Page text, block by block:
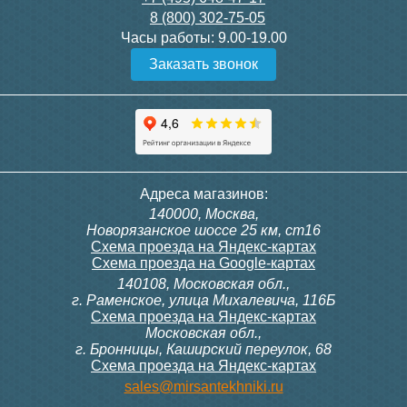
Конвектор ITT.080.200.1300
с решеткой GRILL.SGW-20-
Конвектор ITT.080.200.1000
с решеткой GRILL.SGW-20-
Конвектор ITT.080.200.1000
с решеткой GRILL.SGW-20-
Конвектор ITT.080.200.900 с
решеткой GRILL.SGA-20-
Подробнее Подробнее
100T, 230В (накладной,
расписание, упр.с пульта)
28 000
300, 230В (врезной - квадр.
коробка)
9 700
8 (800) 302-75-05
Часы работы: 9.00-19.00
Заказать звонок
Адреса магазинов:
140000, Москва,
Новорязанское шоссе 25 км, ст16
Схема проезда на Яндекс-картах
Схема проезда на Google-картах
140108, Московская обл.,
г. Раменское, улица Михалевича, 116Б
Схема проезда на Яндекс-картах
Московская обл.,
г. Бронницы, Каширский переулок, 68
Схема проезда на Яндекс-картах
sales@mirsantekhniki.ru